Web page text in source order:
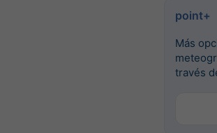
point+
Más
través